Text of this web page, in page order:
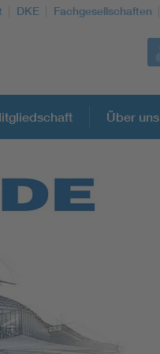
DKE Fachgesellschaften
Über uns